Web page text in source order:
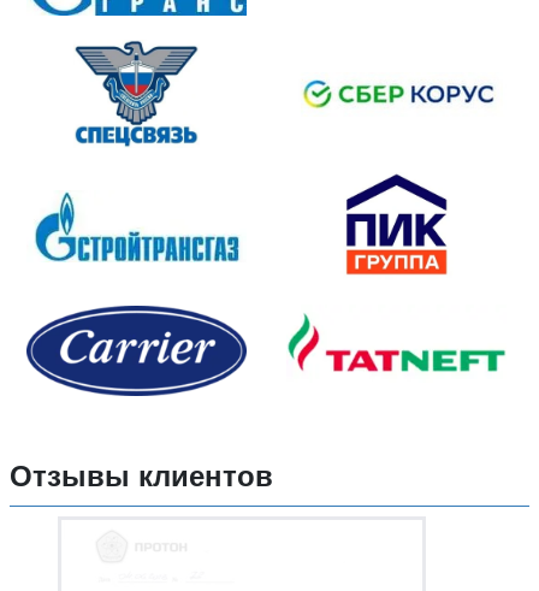
Отзывы клиентов